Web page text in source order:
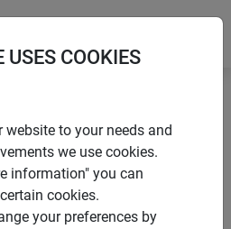
& araignées
USES COOKIES
website to your needs and
we use cookies.
information" you can
cookies.
your preferences by